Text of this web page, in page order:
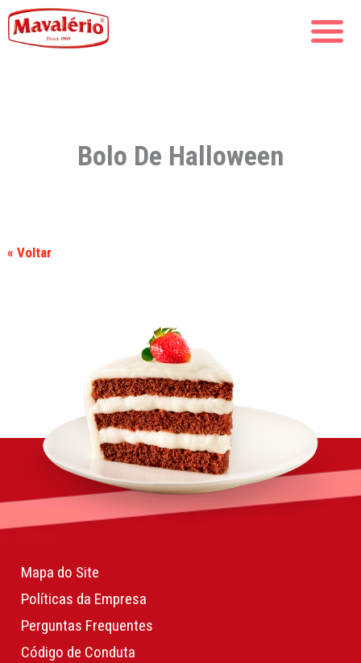
Bolo De Halloween
« Voltar
Mapa do Site
Políticas da Empresa
Perguntas Frequentes
Código de Conduta